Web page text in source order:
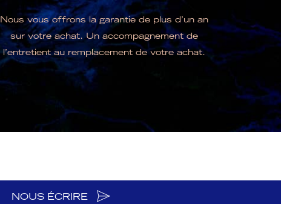
Nous vous offrons la garantie de plus d’un an
sur votre achat. Un accompagnement de
l’entretient au remplacement de votre achat.
NOUS ÉCRIRE